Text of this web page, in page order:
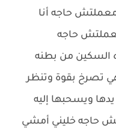
حاجه أنا
حاجه
السكين من بطنه
تصرخ بقوة وتنظر
ويسحبها إليه
حاجه خليني أمشي